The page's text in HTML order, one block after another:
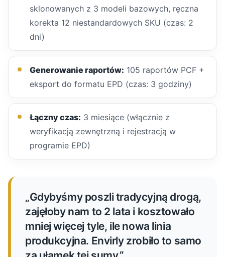
sklonowanych z 3 modeli bazowych, ręczna
korekta 12 niestandardowych SKU (czas: 2
dni)
Generowanie raportów: 105 raportów PCF +
eksport do formatu EPD (czas: 3 godziny)
Łączny czas: 3 miesiące (włącznie z
weryfikacją zewnętrzną i rejestracją w
programie EPD)
„Gdybyśmy poszli tradycyjną drogą,
zajęłoby nam to 2 lata i kosztowało
mniej więcej tyle, ile nowa linia
produkcyjna. Envirly zrobiło to samo